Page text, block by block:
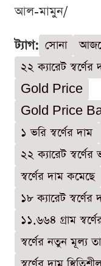
আল-মামুন/
ট্যাগ: সোনা
২২ ক্যারেট স্বর্ণের
Gold Price
Gold Price
১ ভরি স্বর্ণের দাম
২২ ক্যারেট স্বর্ণের
স্বর্ণের দাম কমেছে
১৮ ক্যারেট স্বর্ণের
১১.৬৬৪ গ্রাম
স্বর্ণের নতুন মূল্য